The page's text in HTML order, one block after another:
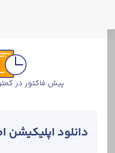
پیش فاکتور در
دانلود